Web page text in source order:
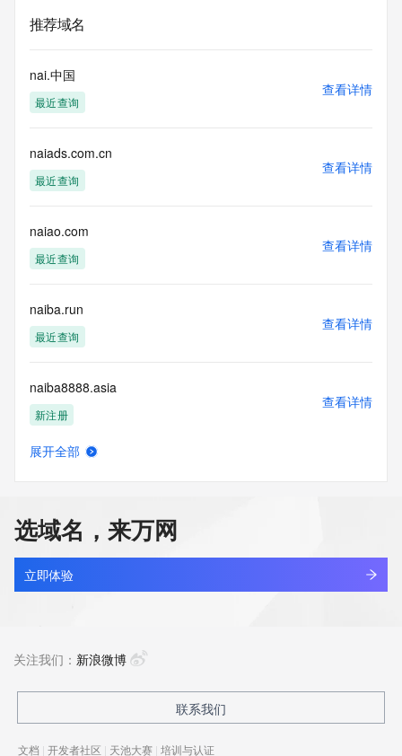
推荐域名
nai.中国
最近查询
查看详情
naiads.com.cn
最近查询
查看详情
naiao.com
最近查询
查看详情
naiba.run
最近查询
查看详情
naiba8888.asia
新注册
查看详情
naicao.top
最近查询
查看详情
新注册
展开全部
选域名，来万网
立即体验
关注我们： 新浪微博
联系我们
文档 | 开发者社区 | 天池大赛 | 培训与认证